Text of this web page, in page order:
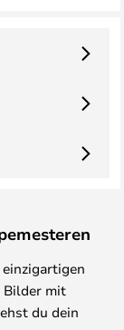
Bilder mit
du dein